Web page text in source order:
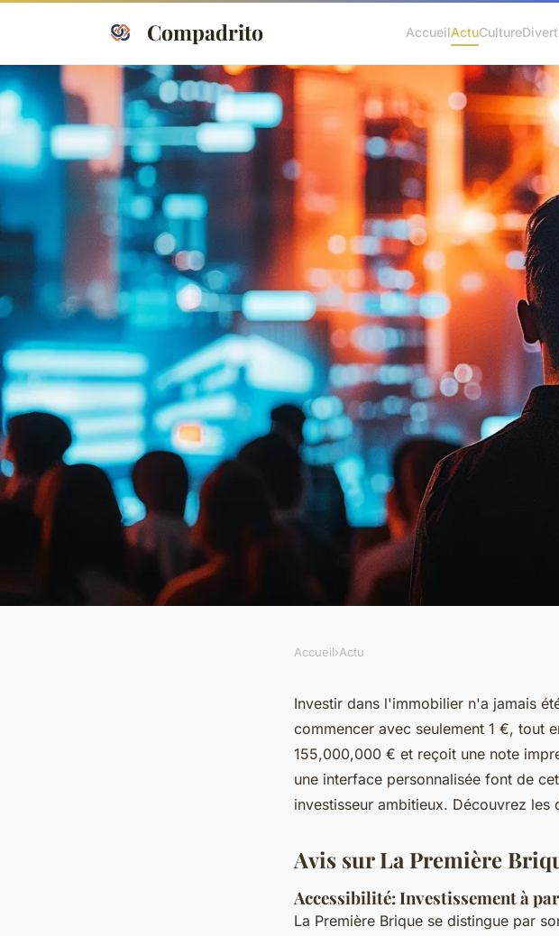
Compadrito AccueilActuCulture
La première brique :
facilement dans
Accueil›Actu
Investir dans l'immobilier n'a jamais
commencer avec seulement 1 €, tout
155,000,000 € et reçoit une note
une interface personnalisée font de
investisseur ambitieux. Découvrez
Avis sur La Première
Accessibilité: Investissement à
La Première Brique se distingue par